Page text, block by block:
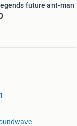
future ant-man